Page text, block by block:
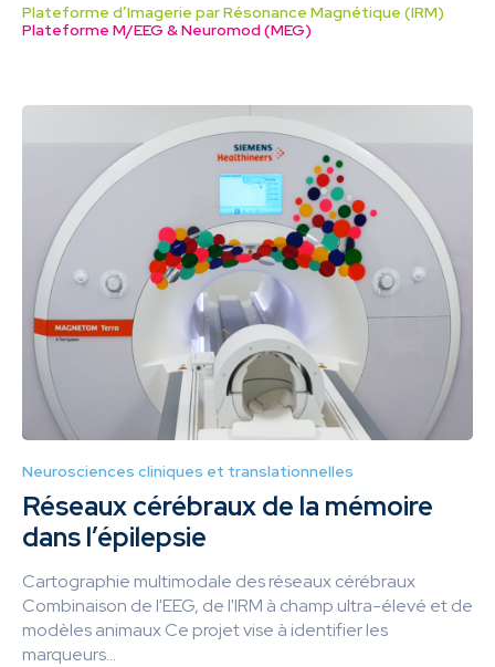
Plateforme d’Imagerie par Résonance Magnétique (IRM)
Plateforme M/EEG & Neuromod (MEG)
Neurosciences cliniques et translationnelles
Réseaux cérébraux de la mémoire
dans l’épilepsie
Cartographie multimodale des réseaux cérébraux
Combinaison de l'EEG, de l'IRM à champ ultra-élevé et de
modèles animaux Ce projet vise à identifier les
marqueurs...